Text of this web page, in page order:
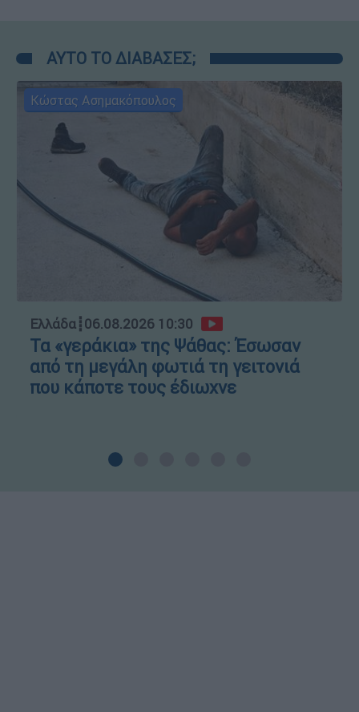
ΑΥΤΟ ΤΟ ΔΙΑΒΑΣΕΣ;
Κώστας Ασημακόπουλος
Ελλάδα┋06.08.2026 10:30
Τα «γεράκια» της Ψάθας: Έσωσαν
από τη μεγάλη φωτιά τη γειτονιά
που κάποτε τους έδιωχνε